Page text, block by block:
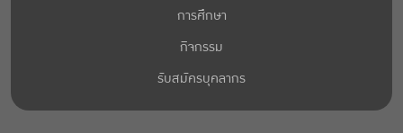
การศึกษา
กิจกรรม
รับสมัครบุคลากร